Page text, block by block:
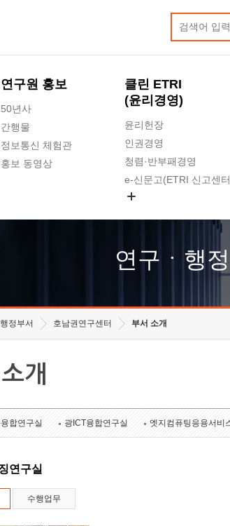
연구원 홍보
50년사
간행물
정보통신 체험관
홍보 동영상
클린 ETRI
(윤리경영)
윤리헌장
인권경영
청렴·반부패경영
e-신문고(ETRI 신고센
고객의소리
수의계약 현황
연구ㆍ행
정부서 호남권연구센터 부서 소개
개
합연구실 광ICT융합연구실 엣지컴퓨팅응용서비
연구실
수행업무